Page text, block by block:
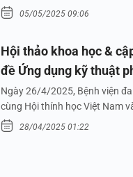
05/05/2025 09:06
Hội thảo khoa học &
đề Ứng dụng kỹ thuật
dưới nước
Ngày 26/4/2025, Bệnh viện
cùng Hội thính học Việt Nam
28/04/2025 01:22